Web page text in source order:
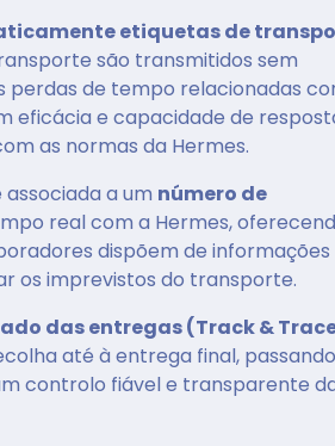
etiquetas de
são transmitidos sem
perdas de tempo relacionadas
eficácia e capacidade de
as normas da Hermes.
a um número de
real com a Hermes,
dispõem de informações
os imprevistos do transporte.
das entregas (Track &
até à entrega final,
controlo fiável e transparente